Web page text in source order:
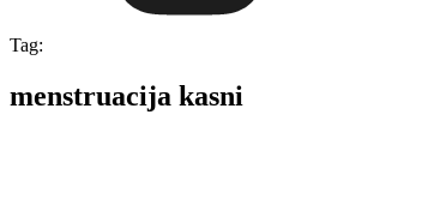
Tag:
menstruacija kasni